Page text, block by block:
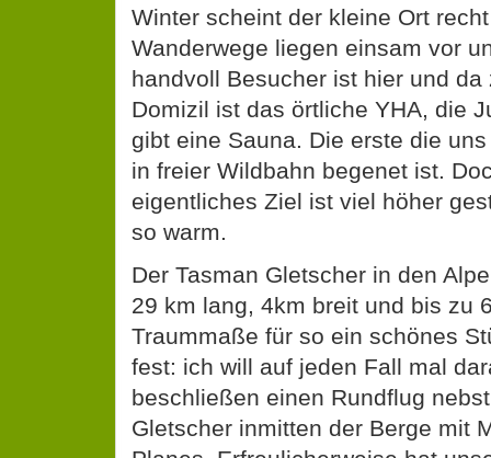
Winter scheint der kleine Ort
Wanderwege liegen einsam vor
handvoll Besucher ist hier und da
Domizil ist das örtliche YHA, die
gibt eine Sauna. Die erste die
in freier Wildbahn begenet ist.
eigentliches Ziel ist viel höher
so warm.
Der Tasman Gletscher in den
29 km lang, 4km breit und bis zu
Traummaße für so ein schönes
fest: ich will auf jeden Fall mal
beschließen einen Rundflug
Gletscher inmitten der Berge mit